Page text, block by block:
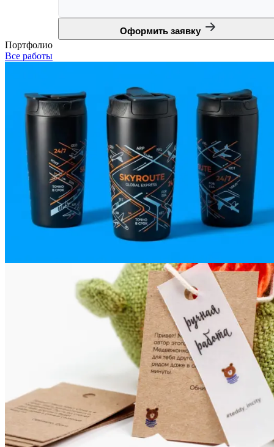
Оформить заявку
Портфолио
Все работы